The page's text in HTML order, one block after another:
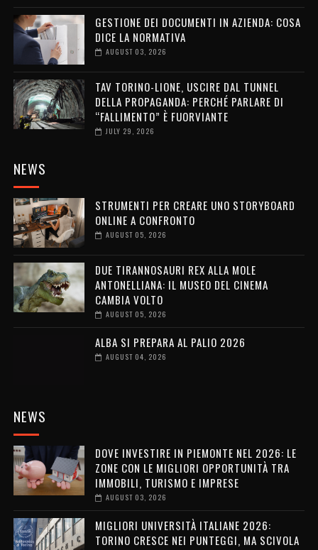
GESTIONE DEI DOCUMENTI IN AZIENDA: COSA
DICE LA NORMATIVA
AUGUST 03, 2026
TAV TORINO-LIONE, USCIRE DAL TUNNEL
DELLA PROPAGANDA: PERCHÉ PARLARE DI
“FALLIMENTO” È FUORVIANTE
JULY 29, 2026
NEWS
STRUMENTI PER CREARE UNO STORYBOARD
ONLINE A CONFRONTO
AUGUST 05, 2026
DUE TIRANNOSAURI REX ALLA MOLE
ANTONELLIANA: IL MUSEO DEL CINEMA
CAMBIA VOLTO
AUGUST 05, 2026
ALBA SI PREPARA AL PALIO 2026
AUGUST 04, 2026
NEWS
DOVE INVESTIRE IN PIEMONTE NEL 2026: LE
ZONE CON LE MIGLIORI OPPORTUNITÀ TRA
IMMOBILI, TURISMO E IMPRESE
AUGUST 03, 2026
MIGLIORI UNIVERSITÀ ITALIANE 2026:
TORINO CRESCE NEI PUNTEGGI, MA SCIVOLA